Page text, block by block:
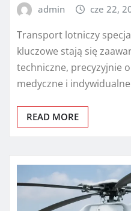
admin cze 22,
Transport lotniczy
kluczowe stają się
techniczne, precyzyjnie
medyczne i
READ MORE